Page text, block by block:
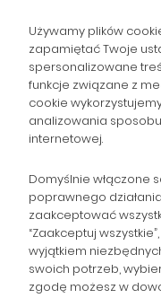
NAWIGACJA
POMOC
ZAMÓWIENIA
POPULARNE
Używamy plików
zapamiętać Twoje
spersonalizowane
funkcje związane z
cookie
analizowania
internetowej.
Domyślnie włączone
poprawnego
zaakceptować
“Zaakceptuj
wyjątkiem
swoich potrzeb,
zgodę możesz w